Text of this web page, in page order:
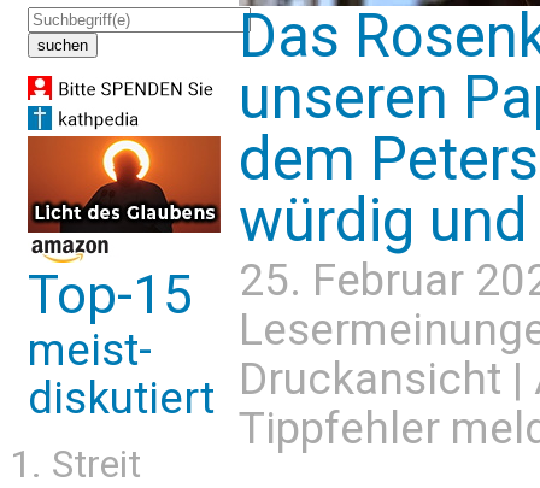
Top-15
meist-
diskutiert
Streit
Das
unseren
dem
würdig
25. Februar
Druckansicht |
Tippfehler